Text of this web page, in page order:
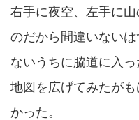
右手に夜空、左手に
のだから間違いない
ないうちに脇道に入っ
地図を広げてみたが
かった。